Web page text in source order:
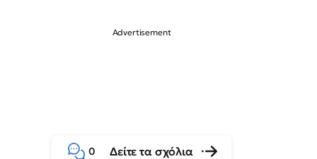
0 Δείτε τα σχόλια